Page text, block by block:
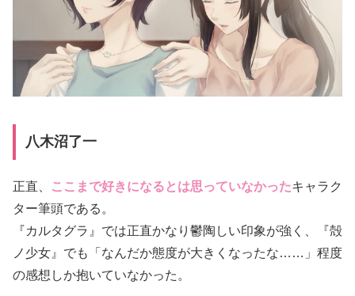
八木沼了一
正直、 ここまで好きになるとは思っていなかったキャラク
ター筆頭である。
『カルタグラ』では正直かなり鬱陶しい印象が強く、『殻
ノ少女』でも「なんだか態度が大きくなったな……」程度
の感想しか抱いていなかった。